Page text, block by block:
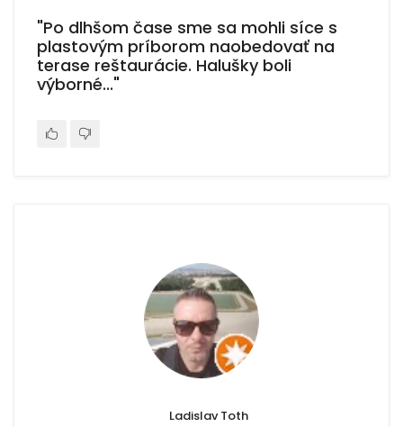
"Po dlhšom čase sme sa mohli síce s
plastovým príborom naobedovať na
terase reštaurácie. Halušky boli
výborné..."
Ladislav Toth